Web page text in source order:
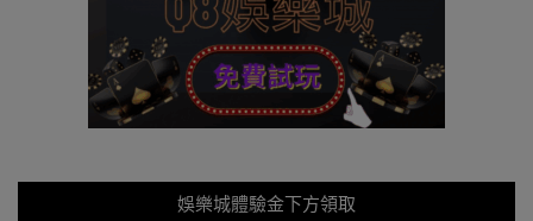
娛樂城體驗金下方領取